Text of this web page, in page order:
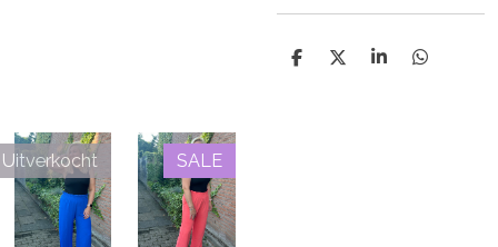
D
D
S
D
Uitverkocht SALE